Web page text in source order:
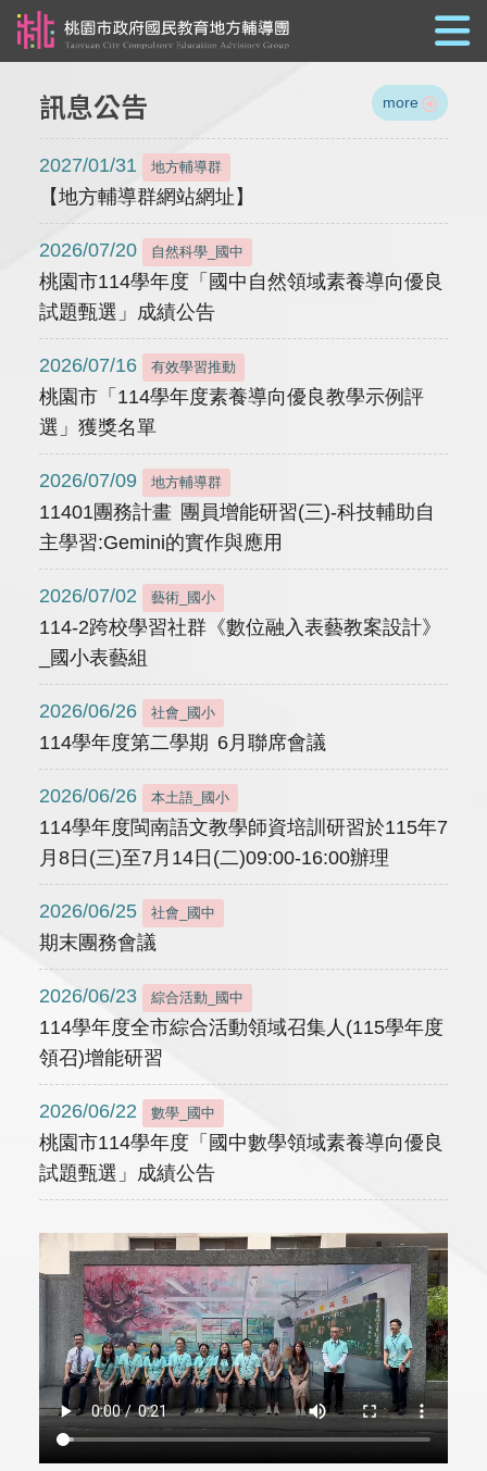
訊息公告 more
2027/01/31 地方輔導群
【地方輔導群網站網址】
2026/07/20 自然科學_國中
桃園市114學年度「國中自然領域素養導向優良
試題甄選」成績公告
2026/07/16 有效學習推動
桃園市「114學年度素養導向優良教學示例評
選」獲獎名單
2026/07/09 地方輔導群
11401團務計畫 團員增能研習(三)-科技輔助自
主學習:Gemini的實作與應用
2026/07/02 藝術_國小
114-2跨校學習社群《數位融入表藝教案設計》
_國小表藝組
2026/06/26 社會_國小
114學年度第二學期 6月聯席會議
2026/06/26 本土語_國小
114學年度閩南語文教學師資培訓研習於115年7
月8日(三)至7月14日(二)09:00-16:00辦理
2026/06/25 社會_國中
期末團務會議
2026/06/23 綜合活動_國中
114學年度全市綜合活動領域召集人(115學年度
領召)增能研習
2026/06/22 數學_國中
桃園市114學年度「國中數學領域素養導向優良
試題甄選」成績公告